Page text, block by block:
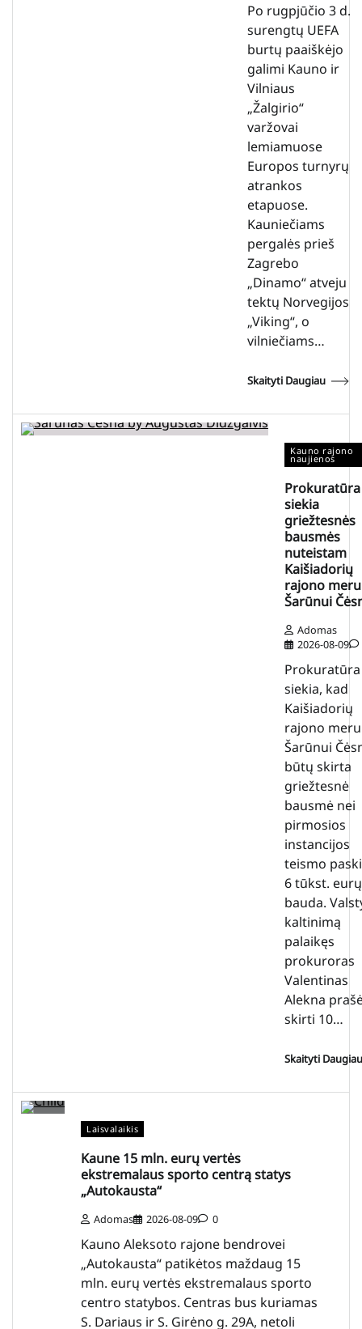
Po rugpjūčio 3 d.
surengtų UEFA
burtų paaiškėjo
galimi Kauno ir
Vilniaus
„Žalgirio“
varžovai
lemiamuose
Europos turnyrų
atrankos
etapuose.
Kauniečiams
pergalės prieš
Zagrebo
„Dinamo“ atveju
tektų Norvegijos
„Viking“, o
vilniečiams…
Skaityti Daugiau
Kauno rajono
naujienos
Prokuratūra
siekia
griežtesnės
bausmės
nuteistam
Kaišiadorių
rajono
Šarūnui
Adomas
2026-08-09
Prokuratūra
siekia, kad
Kaišiadorių
rajono
Šarūnui
būtų skirta
griežtesnė
bausmė nei
pirmosios
instancijos
teismo
6 tūkst. eurų
bauda.
kaltinimą
palaikęs
prokuroras
Valentinas
Alekna
skirti 10…
Skaityti Daugiau
Laisvalaikis
Kaune 15 mln. eurų vertės
ekstremalaus sporto centrą statys
„Autokausta“
Adomas 2026-08-09 0
Kauno Aleksoto rajone bendrovei
„Autokausta“ patikėtos maždaug 15
mln. eurų vertės ekstremalaus sporto
centro statybos. Centras bus kuriamas
S. Dariaus ir S. Girėno g. 29A, netoli